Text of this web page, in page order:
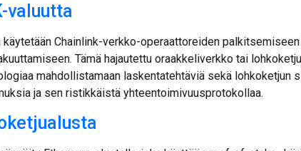
valuutta
käytetään Chainlink-verkko-operaattoreiden
Tämä hajautettu oraakkeliverkko tai
mahdollistamaan laskentatehtäviä sekä lohkoketjun
ja sen ristikkäistä yhteentoimivuusprotokollaa.